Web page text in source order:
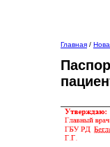
Главная /